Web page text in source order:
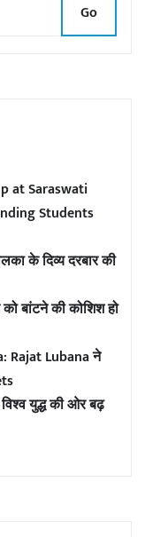
Go
at Saraswati
Students
के दिव्य दरबार की
बांटने की कोशिश हो
Rajat Lubana ने
युद्ध की ओर बढ़